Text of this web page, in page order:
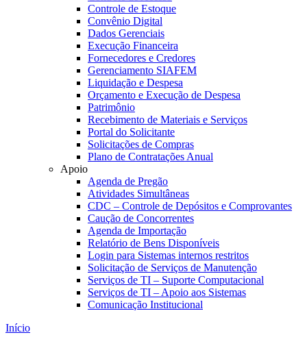
Controle de Estoque
Convênio Digital
Dados Gerenciais
Execução Financeira
Fornecedores e Credores
Gerenciamento SIAFEM
Liquidação e Despesa
Orçamento e Execução de Despesa
Patrimônio
Recebimento de Materiais e Serviços
Portal do Solicitante
Solicitações de Compras
Plano de Contratações Anual
Apoio
Agenda de Pregão
Atividades Simultâneas
CDC – Controle de Depósitos e Comprovantes
Caução de Concorrentes
Agenda de Importação
Relatório de Bens Disponíveis
Login para Sistemas internos restritos
Solicitação de Serviços de Manutenção
Serviços de TI – Suporte Computacional
Serviços de TI – Apoio aos Sistemas
Comunicação Institucional
Início